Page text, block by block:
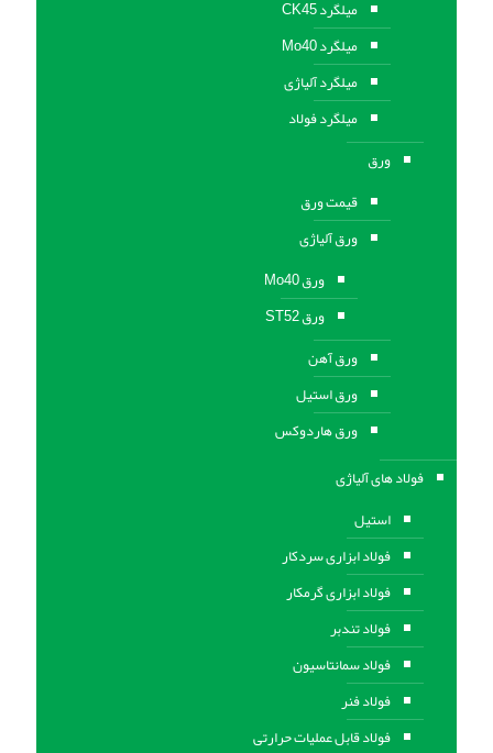
میلگرد CK45
میلگرد Mo40
میلگرد آلیاژی
میلگرد فولاد
ورق
قیمت ورق
ورق آلیاژی
ورق Mo40
ورق ST52
ورق آهن
ورق استيل
ورق هاردوکس
فولاد های آلیاژی
استیل
فولاد ابزاری سردکار
فولاد ابزاری گرمکار
فولاد تندبر
فولاد سمانتاسیون
فولاد فنر
فولاد قابل عملیات حرارتی